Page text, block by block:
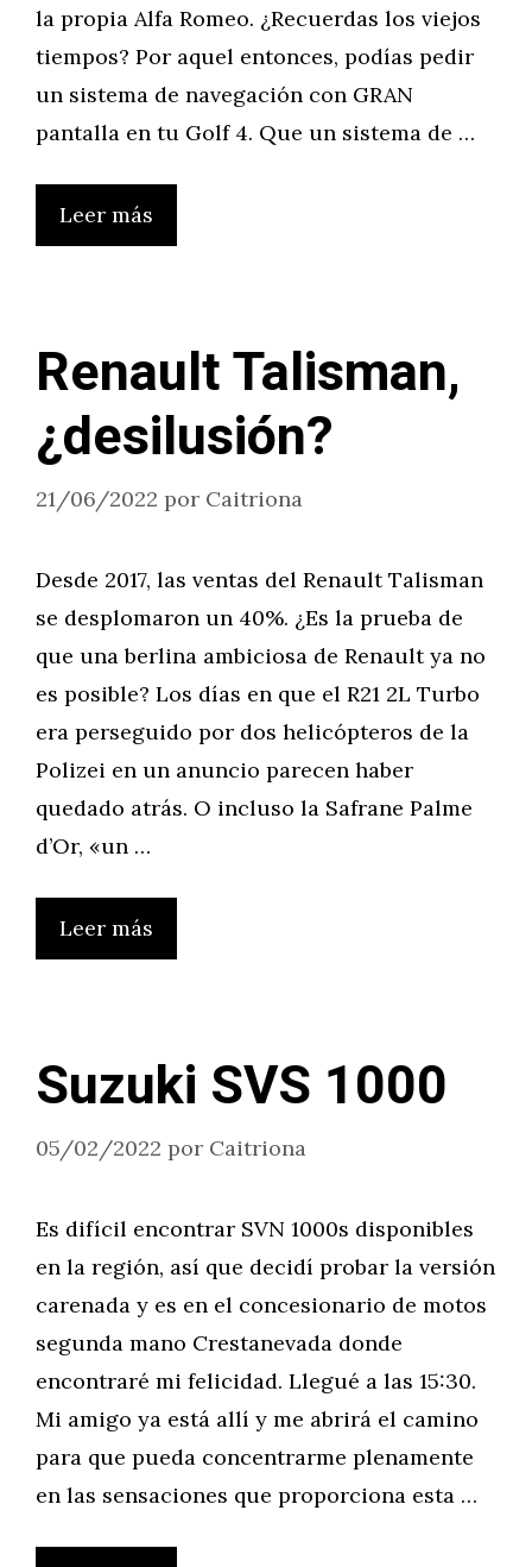
la propia Alfa Romeo. ¿Recuerdas los viejos
tiempos? Por aquel entonces, podías pedir
un sistema de navegación con GRAN
pantalla en tu Golf 4. Que un sistema de …
Leer más
Renault Talisman,
¿desilusión?
21/06/2022 por Caitriona
Desde 2017, las ventas del Renault Talisman
se desplomaron un 40%. ¿Es la prueba de
que una berlina ambiciosa de Renault ya no
es posible? Los días en que el R21 2L Turbo
era perseguido por dos helicópteros de la
Polizei en un anuncio parecen haber
quedado atrás. O incluso la Safrane Palme
d’Or, «un …
Leer más
Suzuki SVS 1000
05/02/2022 por Caitriona
Es difícil encontrar SVN 1000s disponibles
en la región, así que decidí probar la versión
carenada y es en el concesionario de motos
segunda mano Crestanevada donde
encontraré mi felicidad. Llegué a las 15:30.
Mi amigo ya está allí y me abrirá el camino
para que pueda concentrarme plenamente
en las sensaciones que proporciona esta …